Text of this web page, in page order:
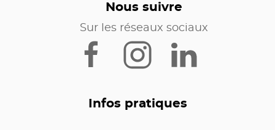
Nous suivre
Sur les réseaux sociaux
Infos pratiques